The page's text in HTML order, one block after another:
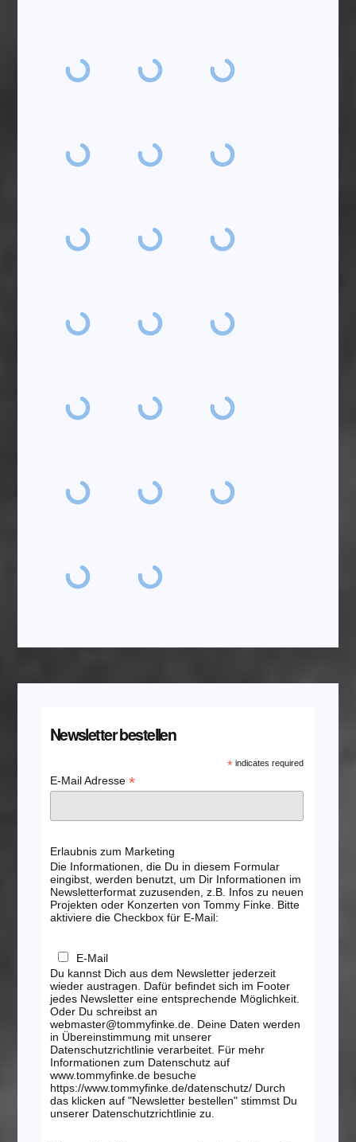
Newsletter bestellen
* indicates required
E-Mail Adresse *
Erlaubnis zum Marketing
Die Informationen, die Du in diesem Formular
eingibst, werden benutzt, um Dir Informationen im
Newsletterformat zuzusenden, z.B. Infos zu neuen
Projekten oder Konzerten von Tommy Finke. Bitte
aktiviere die Checkbox für E-Mail:
E-Mail
Du kannst Dich aus dem Newsletter jederzeit
wieder austragen. Dafür befindet sich im Footer
jedes Newsletter eine entsprechende Möglichkeit.
Oder Du schreibst an
webmaster@tommyfinke.de. Deine Daten werden
in Übereinstimmung mit unserer
Datenschutzrichtlinie verarbeitet. Für mehr
Informationen zum Datenschutz auf
www.tommyfinke.de besuche
https://www.tommyfinke.de/datenschutz/ Durch
das klicken auf "Newsletter bestellen" stimmst Du
unserer Datenschutzrichtlinie zu.